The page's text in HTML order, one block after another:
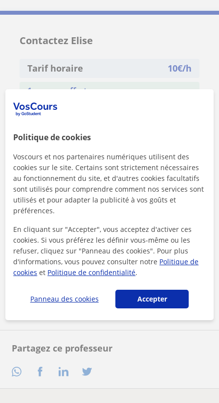
Partagez ce professeur
Contactez Elise
Tarif horaire 10€/h
1er cours offert
En cliquant sur l'un des deux boutons, vous acceptez nos
mentions légales
et deconfidentialité
Contacter maintenant
Politique de cookies
Voscours et nos partenaires numériques utilisent des
cookies sur le site. Certains sont strictement nécessaires
au fonctionnement du site, et d'autres cookies facultatifs
sont utilisés pour comprendre comment nos services sont
utilisés et pour adapter la publicité à vos goûts et
préférences.
En cliquant sur "Accepter", vous acceptez d'activer ces
cookies. Si vous préférez les définir vous-même ou les
refuser, cliquez sur "Panneau des cookies". Pour plus
d'informations, vous pouvez consulter notre Politique de
cookies et Politique de confidentialité.
Panneau des cookies Accepter